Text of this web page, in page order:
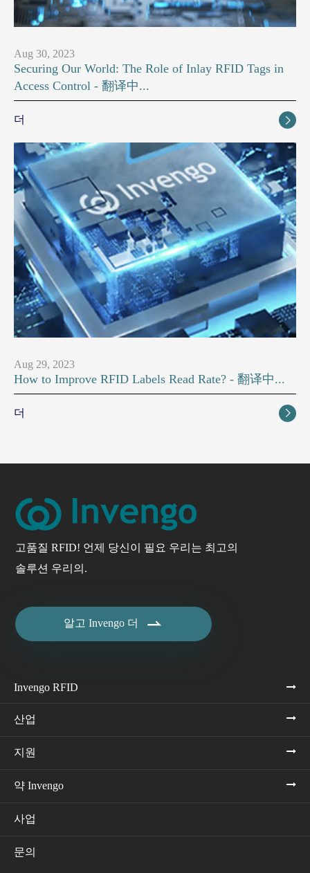
Aug 30, 2023
Securing Our World: The Role of Inlay RFID Tags in
Access Control - 翻译中...
더 
Aug 29, 2023
How to Improve RFID Labels Read Rate? - 翻译中...
더 
고품질 RFID! 언제 당신이 필요 우리는 최고의
솔루션 우리의.
알고 Invengo 더 
Invengo RFID
산업
지원
약 Invengo
사업
문의